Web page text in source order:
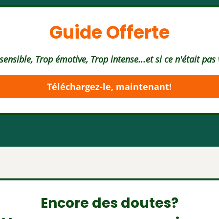
Guide Offerte
Trop émotive, Trop intense...et si ce n'était pas
Téléchargez-le, maintenant!
Encore des doutes?